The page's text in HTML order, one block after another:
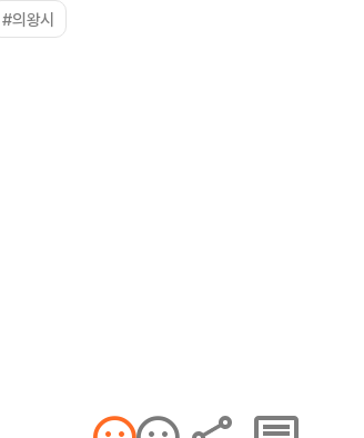
#의왕시